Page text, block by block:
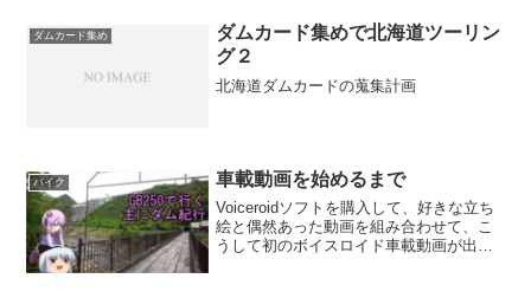
ダムカード集め
ダムカード集めで北海道ツーリン
グ２
北海道ダムカードの蒐集計画
バイク 車載動画を始めるまで
Voiceroidソフトを購入して、好きな立ち
絵と偶然あった動画を組み合わせて、こ
うして初のボイスロイド車載動画が出来